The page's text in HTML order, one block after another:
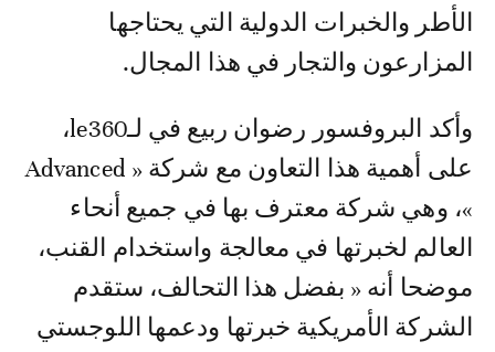
الأطر والخبرات الدولية التي يحتاجها
المزارعون والتجار في هذا المجال.
وأكد البروفسور رضوان ربيع في لـle360،
على أهمية هذا التعاون مع شركة « Advanced
»، وهي شركة معترف بها في جميع أنحاء
العالم لخبرتها في معالجة واستخدام القنب،
موضحا أنه « بفضل هذا التحالف، ستقدم
الشركة الأمريكية خبرتها ودعمها اللوجستي